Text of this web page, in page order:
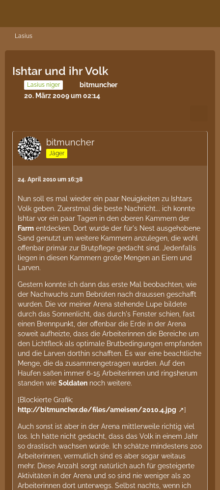
Lasius
Ishtar und ihr Volk
Lasius niger
bitmuncher
20. März 2009 um 02:14
bitmuncher
Jäger
24. April 2010 um 16:38
Nun soll es mal wieder ein paar Neuigkeiten zu Ishtars
Volk geben. Zuerstmal die beste Nachricht... ich konnte
Ishtar vor ein paar Tagen in den oberen Kammern der
Farm entdecken. Dort wurde der für's Nest ausgehobene
Sand genutzt um weitere Kammern anzulegen, die wohl
offenbar primär zur Brutpflege gedacht sind. Jedenfalls
liegen in diesen Kammern große Mengen an Eiern und
Larven.
Gestern konnte ich dann das erste Mal beobachten, wie
der Nachwuchs zum Bebrüten nach draussen geschafft
wurden. Die vor meiner Arena stehende Lupe bildete
durch das Sonnenlicht, das durch's Fenster schien, fast
einen Brennpunkt, der offenbar die Erde in der Arena
soweit aufheizte, dass die Arbeiterinnen die Bereiche um
den Lichtfleck als optimale Brutbedingungen empfanden
und die Larven dorthin schafften. Es war eine beachtliche
Menge, die da zusammengetragen wurden. Auf den
Haufen saßen immer 6-15 Arbeiterinnen und ringsherum
standen wie Soldaten noch weitere.
[Blockierte Grafik:
http://bitmuncher.de/files/ameisen/2010.4.jpg
]
Auch sonst ist aber in der Arena mittlerweile richtig viel
los. Ich hätte nicht gedacht, dass das Volk in einem Jahr
so drastisch wachsen würde. Ich schätze mindestens 200
Arbeiterinnen, vermutlich sind es aber sogar weitaus
mehr. Diese Anzahl sorgt natürlich auch für gesteigerte
Aktivitäten in der Arena und so sind nie weniger als 20
Arbeiterinnen dort unterwegs. Selbst nachts, wenn ich